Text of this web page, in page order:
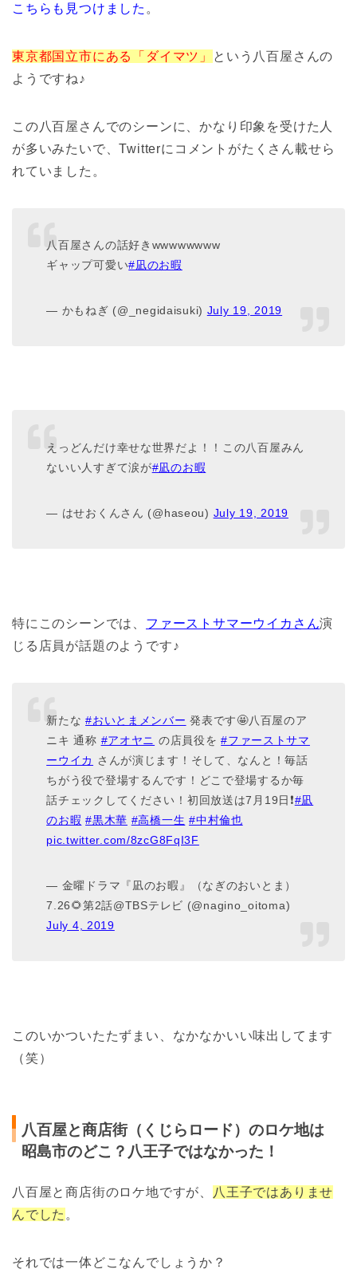
こちらも見つけました 。
東京都国立市にある「ダイマツ」
という八百屋さんの
ようですね♪
この八百屋さんでのシーンに、かなり印象を受けた人
が多いみたいで、Twitterにコメントがたくさん載せら
れていました。
八百屋さんの話好きwwwwwwww
ギャップ可愛い#凪のお暇
— かもねぎ (@_negidaisuki) July 19, 2019
えっどんだけ幸せな世界だよ！！この八百屋みん
ないい人すぎて涙が#凪のお暇
— はせおくんさん (@haseou) July 19, 2019
特にこのシーンでは、 ファーストサマーウイカさん演
じる店員が話題のようです♪
新たな#おいとまメンバー 発表です🤩八百屋のア
ニキ 通称 #アオヤニ の店員役を#ファーストサマ
ーウイカ
さんが演じます！そして、なんと！毎話
ちがう役で登場するんです！どこで登場するか毎
話チェックしてください！初回放送は7月19日❗️#凪
のお暇 #黒木華 #高橋一生 #中村倫也
pic.twitter.com/8zcG8FqI3F
— 金曜ドラマ『凪のお暇』（なぎのおいとま）
7.26🌻第2話@TBSテレビ (@nagino_oitoma)
July 4, 2019
このいかついたたずまい、なかなかいい味出してます
（笑）
八百屋と商店街（くじらロード）のロケ地は
昭島市のどこ？八王子ではなかった！
八百屋と商店街のロケ地ですが、
八王子ではありませ
んでした 。
それでは一体どこなんでしょうか？